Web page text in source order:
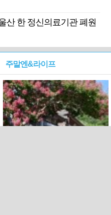
산 한 정신의료기관 폐원
주말엔&라이프